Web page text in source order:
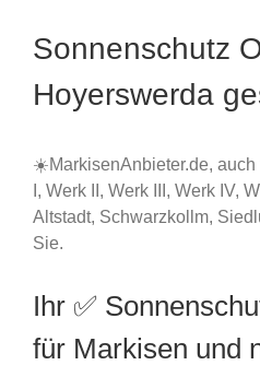
Sonnenschutz
Hoyerswerda
☀️MarkisenAnbieter.de,
I, Werk II, Werk III, Werk IV,
Altstadt, Schwarzkollm,
Sie.
Ihr ✅
für Markisen und